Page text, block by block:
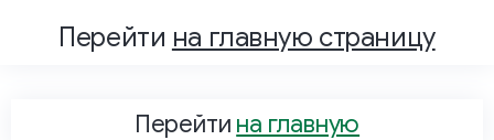
Перейти на главную страницу
Перейти на главную